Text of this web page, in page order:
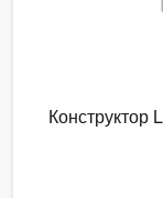
Конструктор